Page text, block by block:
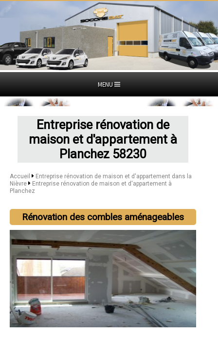
MENU
Entreprise rénovation de
maison et d'appartement à
Planchez 58230
Accueil
Entreprise rénovation de maison et d'appartement dans la
Nièvre
Entreprise rénovation de maison et d'appartement à
Planchez
Rénovation des combles aménageables